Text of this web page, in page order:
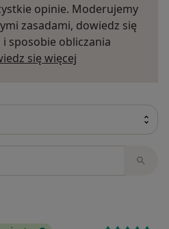
opinie. Moderujemy
zasadami, dowiedz się
sposobie obliczania
się więcej